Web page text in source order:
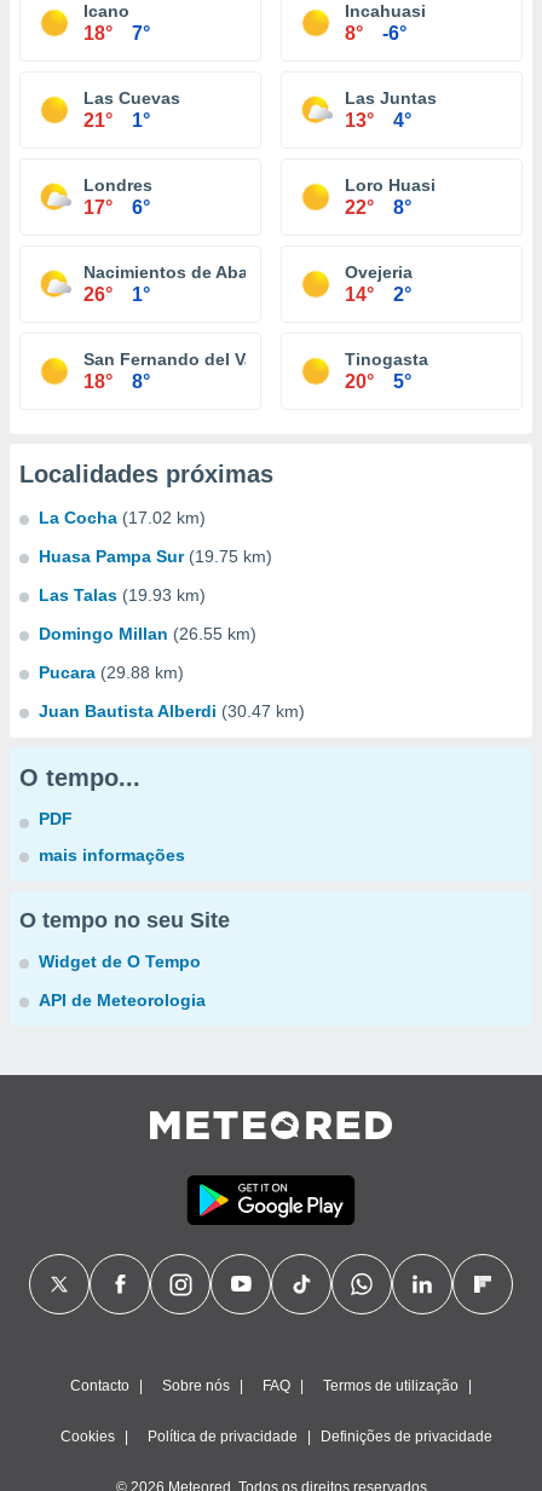
Icano
18° 7°
Incahuasi
8° -6°
Las Cuevas
21° 1°
Las Juntas
13° 4°
Londres
17° 6°
Loro Huasi
22° 8°
Nacimientos de Abajo
26° 1°
Ovejeria
14° 2°
San Fernando del Valle de Catamarca
18° 8°
Tinogasta
20° 5°
Localidades próximas
La Cocha (17.02 km)
Huasa Pampa Sur (19.75 km)
Las Talas (19.93 km)
Domingo Millan (26.55 km)
Pucara (29.88 km)
Juan Bautista Alberdi (30.47 km)
O tempo...
PDF
mais informações
O tempo no seu Site
Widget de O Tempo
API de Meteorologia
Contacto Sobre nós FAQ Termos de utilização
Cookies Política de privacidade Definições de privacidade
© 2026 Meteored. Todos os direitos reservados